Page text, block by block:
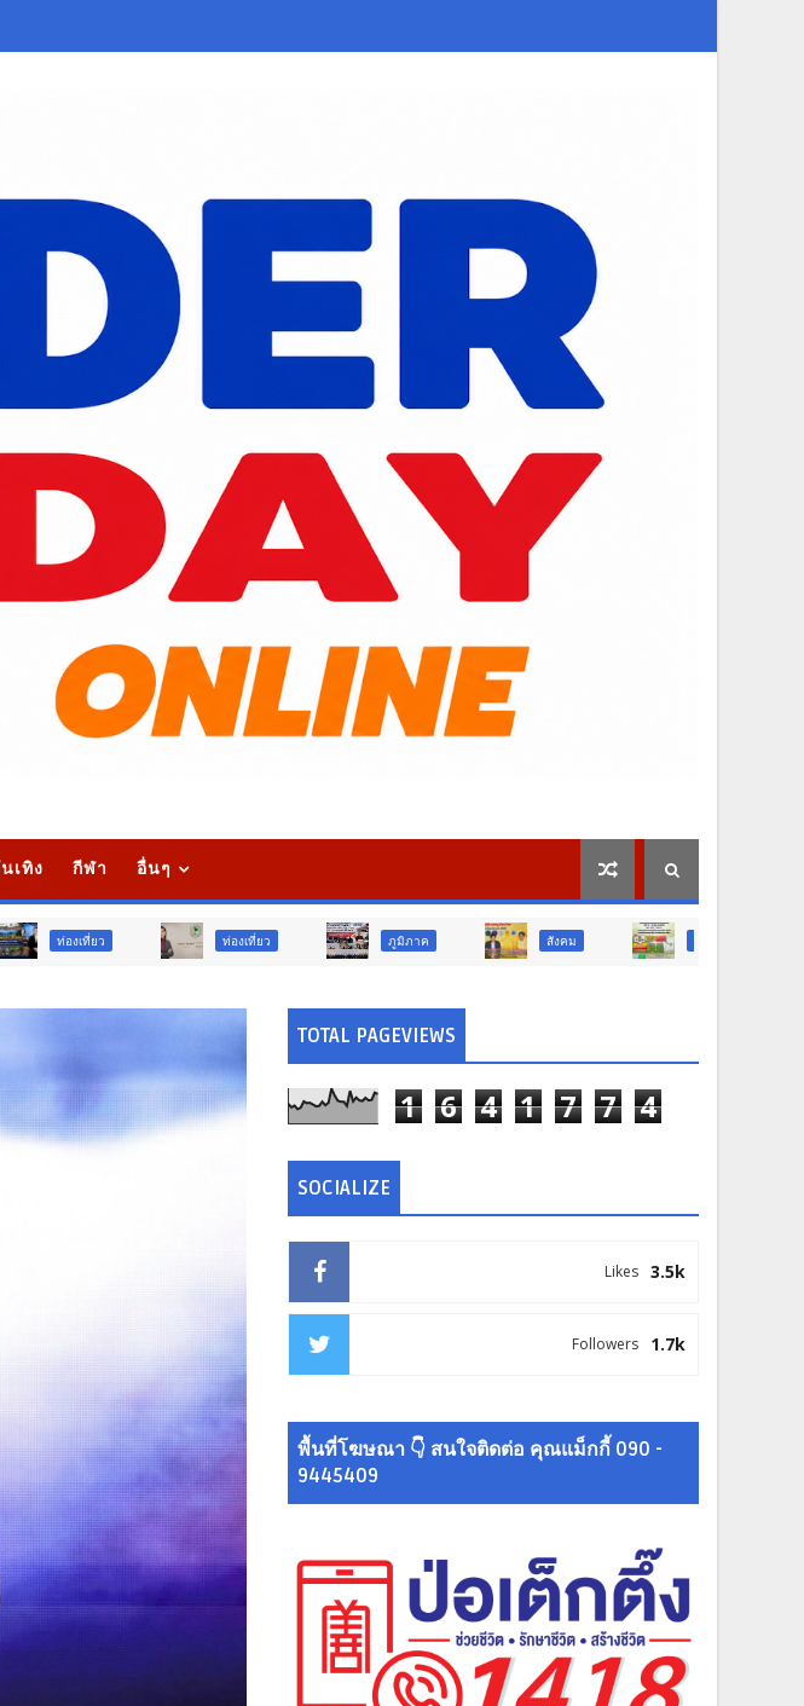
เทิง กีฬา อื่นๆ
TOTAL PAGEVIEWS
1 6 4 1 7 7 4
SOCIALIZE
3.5k
Likes
1.7k
Followers
พื้นที่โฆษณา 👇 สนใจติดต่อ คุณแม็กกี้ 090 -
9445409